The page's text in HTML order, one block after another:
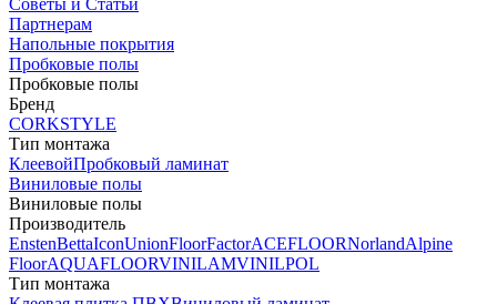
Советы и Статьи
Партнерам
Напольные покрытия
Пробковые полы
Пробковые полы
Бренд
CORKSTYLE
Тип монтажа
КлеевойПробковый ламинат
Виниловые полы
Виниловые полы
Производитель
EnstenBettaIconUnionFloorFactorACEFLOORNorlandAlpine
FloorAQUAFLOORVINILAMVINILPOL
Тип монтажа